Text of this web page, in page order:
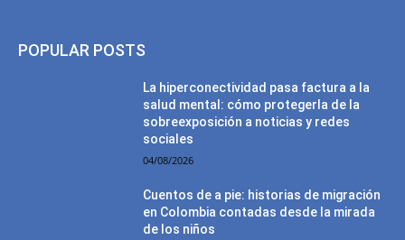
POPULAR POSTS
La hiperconectividad pasa factura a la
salud mental: cómo protegerla de la
sobreexposición a noticias y redes
sociales
04/08/2026
Cuentos de a pie: historias de migración
en Colombia contadas desde la mirada
de los niños